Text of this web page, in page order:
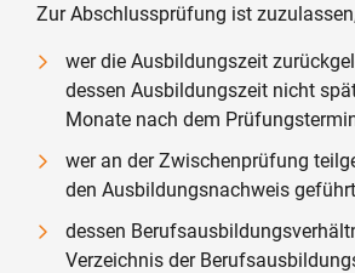
Zur Abschlussprüfung ist
wer die Ausbildungszeit
dessen Ausbildungszeit nicht
Monate nach dem
wer an der Zwischenprüfung
den Ausbildungsnachweis
dessen
Verzeichnis der